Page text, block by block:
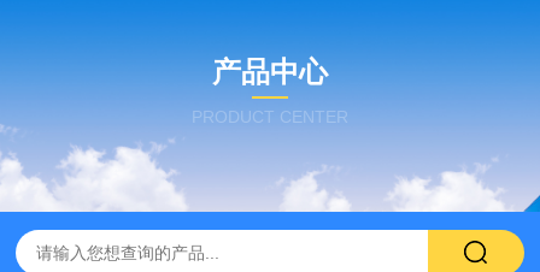
产品中心
PRODUCT CENTER